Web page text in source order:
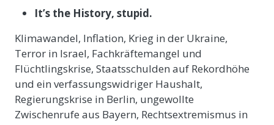
It’s the History, stupid.
Klimawandel, Inflation, Krieg in der Ukraine,
Terror in Israel, Fachkräftemangel und
Flüchtlingskrise, Staatsschulden auf Rekordhöhe
und ein verfassungswidriger Haushalt,
Regierungskrise in Berlin, ungewollte
Zwischenrufe aus Bayern, Rechtsextremismus in